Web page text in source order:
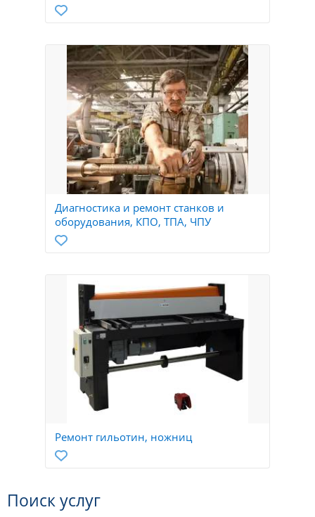
Диагностика и ремонт станков и
оборудования, КПО, ТПА, ЧПУ
Ремонт гильотин, ножниц
Поиск услуг